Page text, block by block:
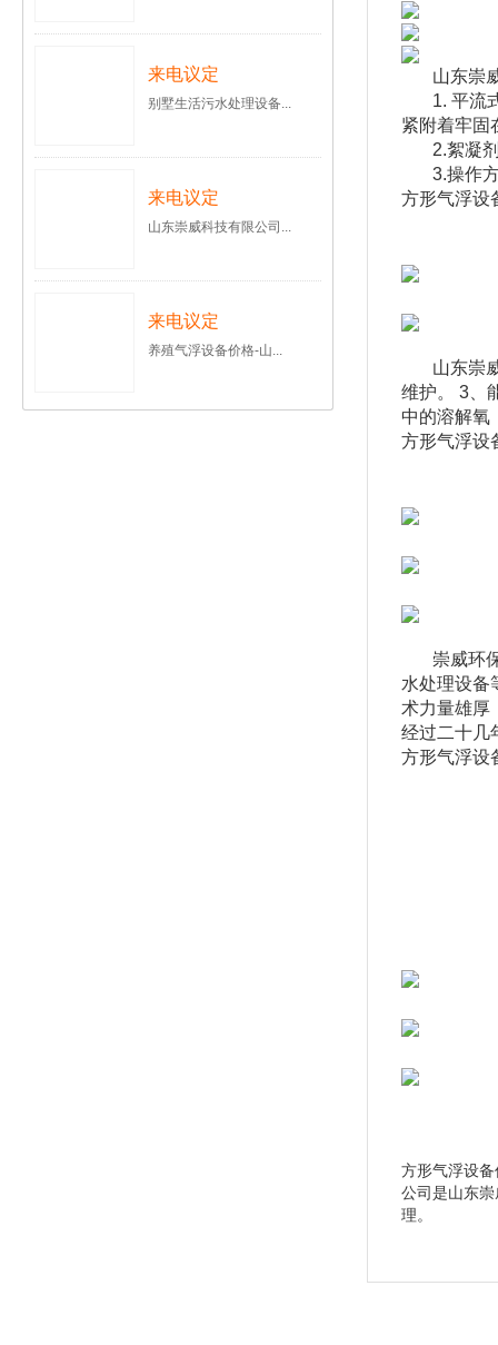
来电议定
别墅生活污水处理设备...
来电议定
山东崇威科技有限公司...
来电议定
养殖气浮设备价格-山...
山东崇
1. 平流
紧附着牢固
2.絮凝
3.操作
方形气浮设
山东崇
维护。 3、
中的溶解氧
方形气浮设
崇威环
水处理设备
术力量雄厚
经过二十几
方形气浮设
方形气浮设
公司是山东
理。